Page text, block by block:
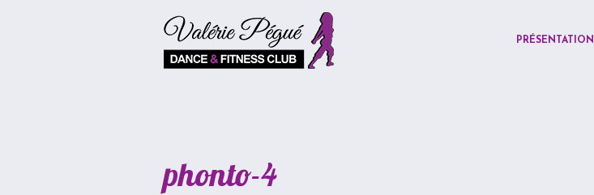
PRÉSENTATION
phonto-4